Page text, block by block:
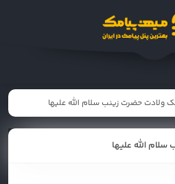
ولادت حضرت زینب سلام الله علیها
الله علیها